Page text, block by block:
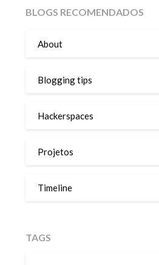
BLOGS RECOMENDADOS
About
Blogging tips
Hackerspaces
Projetos
Timeline
TAGS